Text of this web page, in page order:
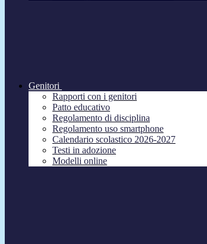
Genitori
Rapporti con i genitori
Patto educativo
Regolamento di disciplina
Regolamento uso smartphone
Calendario scolastico 2026-2027
Testi in adozione
Modelli online